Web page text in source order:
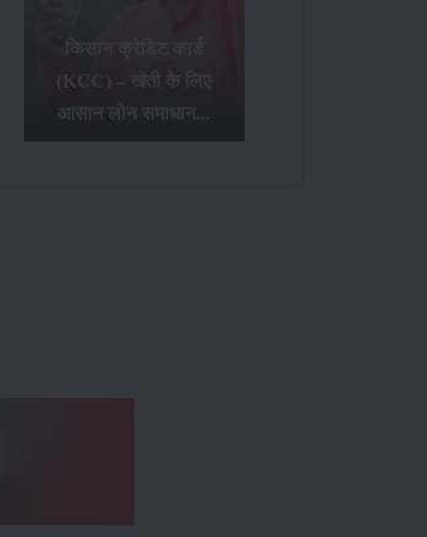
किसान क्रेडिट कार्ड
(KCC) – खेती के लिए
आसान लोन समाधान...